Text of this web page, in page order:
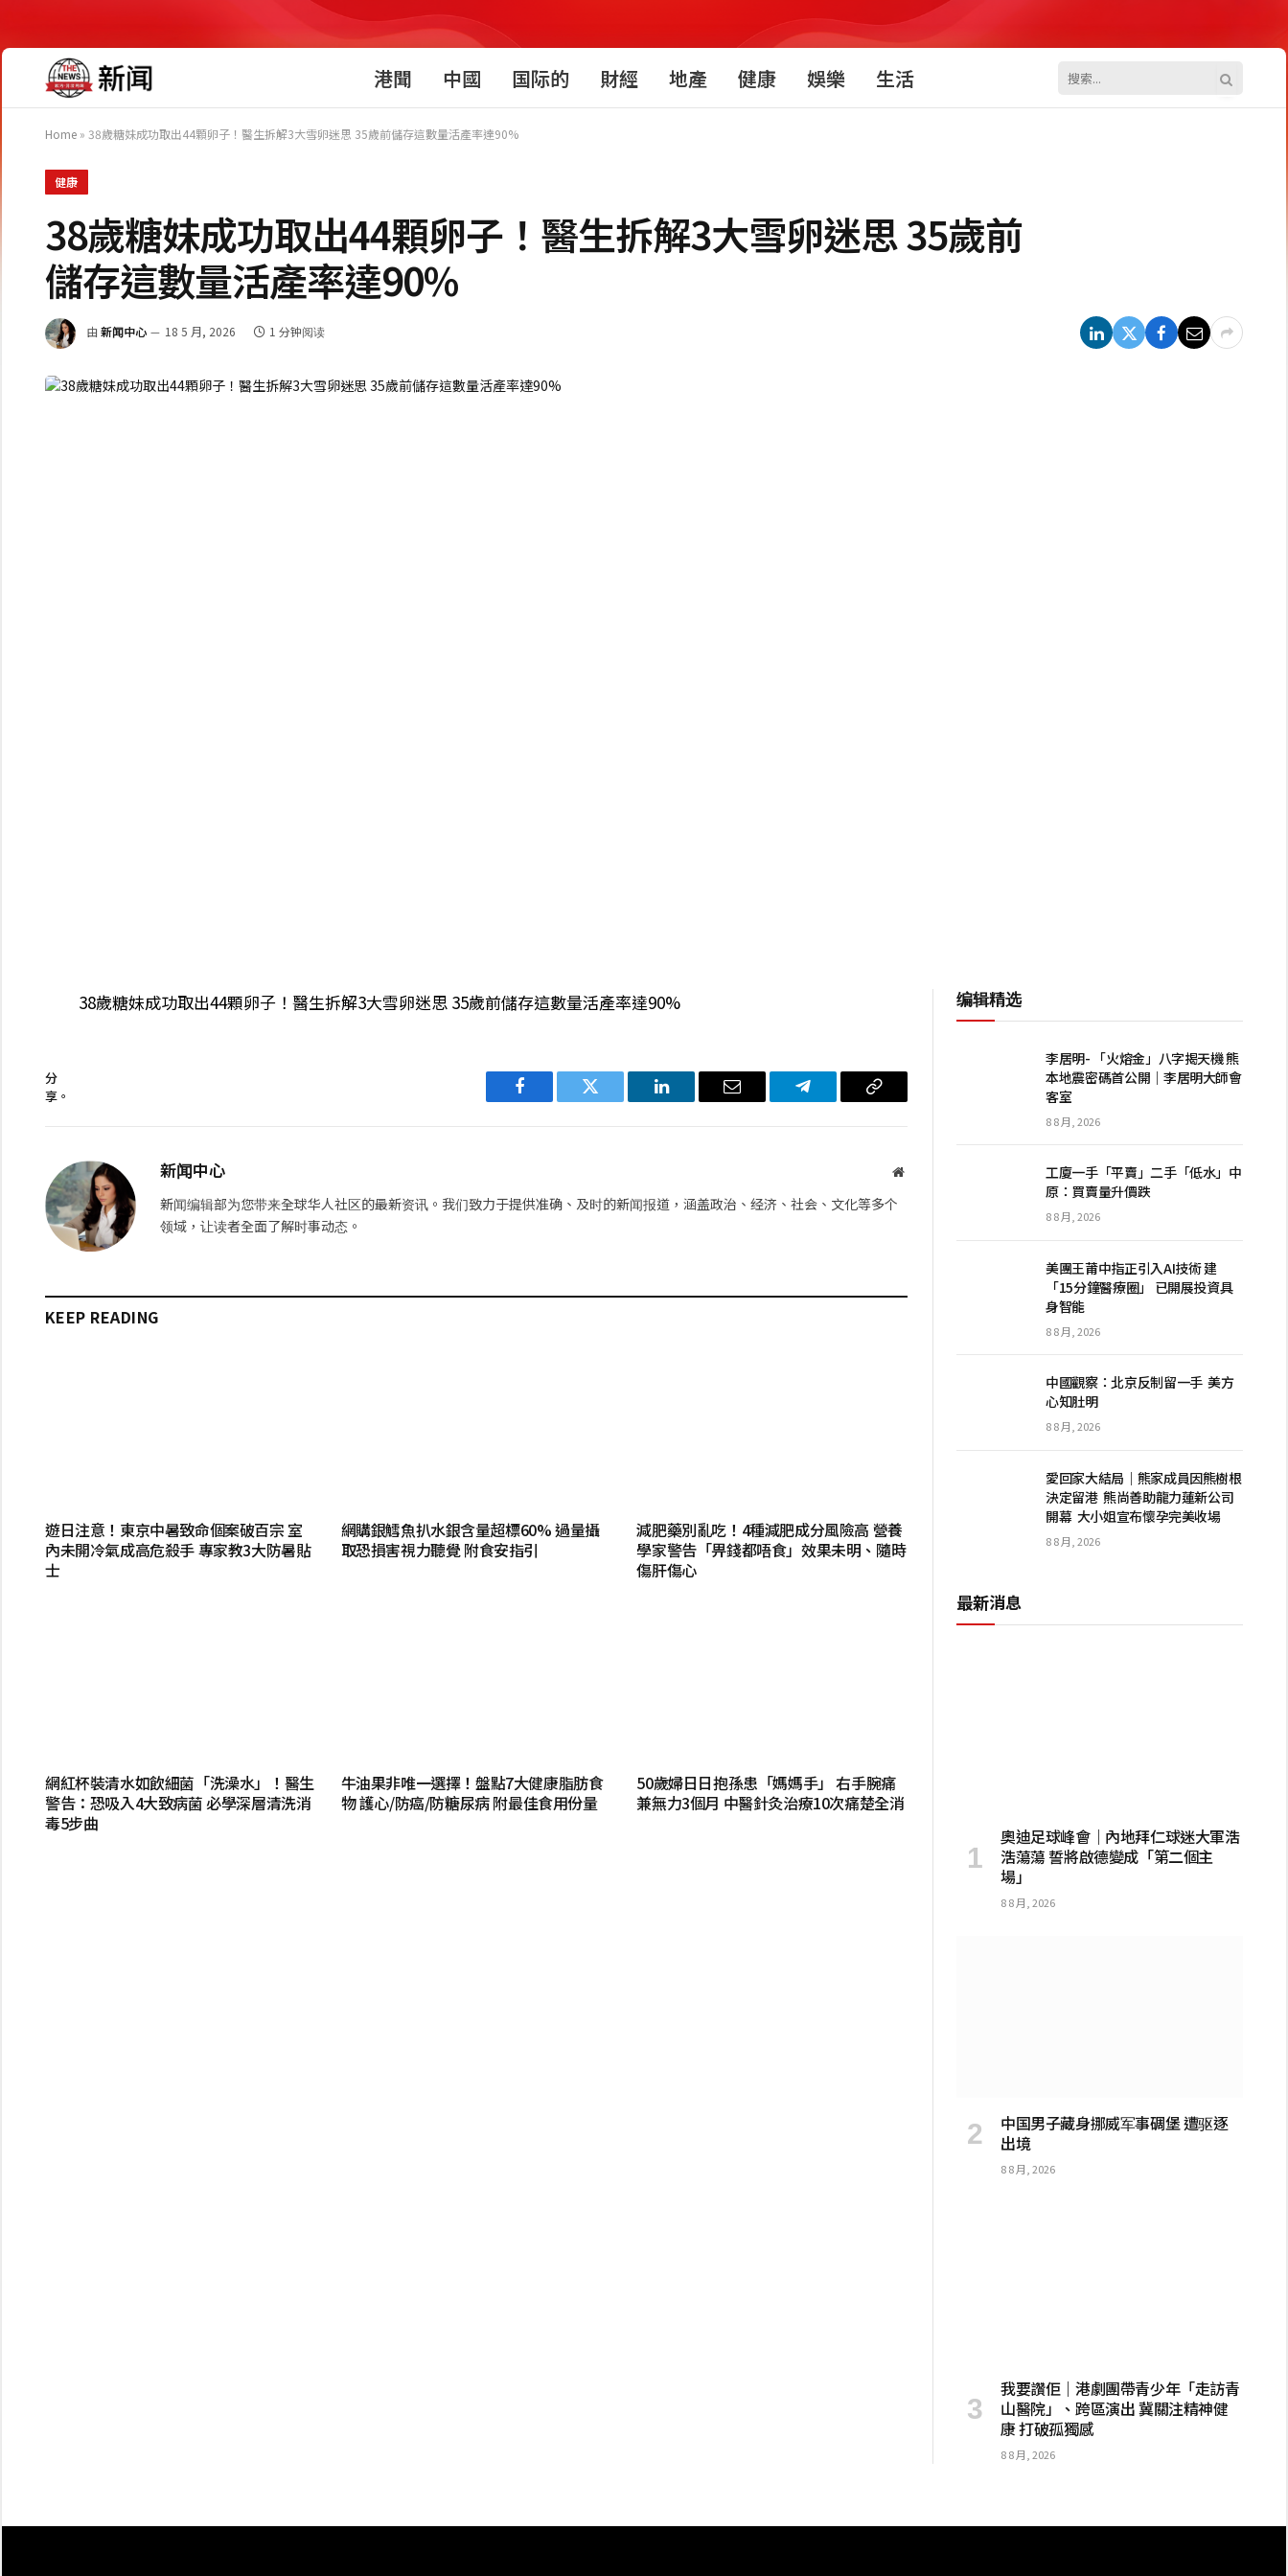
港聞 中國 国际的 財經 地產 健康 娛樂 生活
Home » 38歲糖妹成功取出44顆卵子！醫生拆解3大雪卵迷思 35歲前儲存這數量活產率達90%
健康
38歲糖妹成功取出44顆卵子！醫生拆解3大雪卵迷思 35歲前
儲存這數量活產率達90%
由 新闻中心 18 5 月, 2026 1 分钟阅读
38歲糖妹成功取出44顆卵子！醫生拆解3大雪卵迷思 35歲前儲存這數量活產率達90%
分
享。
Facebook Twitter LinkedIn 电
Telegram 复
新闻中心
网
新闻编辑部为您带来全球华人社区的最新资讯。我们致力于提供准确、及时的新闻报道，涵盖政治、经济、社会、文化等多个
领域，让读者全面了解时事动态。
KEEP READING
遊日注意！東京中暑致命個案破百宗 室
內未開冷氣成高危殺手 專家教3大防暑貼
士
網購銀鱈魚扒水銀含量超標60% 過量攝
取恐損害視力聽覺 附食安指引
減肥藥別亂吃！4種減肥成分風險高 營養
學家警告「畀錢都唔食」效果未明、隨時
傷肝傷心
網紅杯裝清水如飲細菌「洗澡水」！醫生
警告：恐吸入4大致病菌 必學深層清洗消
毒5步曲
牛油果非唯一選擇！盤點7大健康脂肪食
物 護心/防癌/防糖尿病 附最佳食用份量
50歲婦日日抱孫患「媽媽手」 右手腕痛
兼無力3個月 中醫針灸治療10次痛楚全消
编辑精选
李居明- 「火熔金」八字揭天機 熊
本地震密碼首公開｜李居明大師會
客室
8 8 月, 2026
工廈一手「平賣」二手「低水」中
原：買賣量升價跌
8 8 月, 2026
美團王莆中指正引入AI技術 建
「15分鐘醫療圈」 已開展投資具
身智能
8 8 月, 2026
中國觀察：北京反制留一手 美方
心知肚明
8 8 月, 2026
愛回家大結局｜熊家成員因熊樹根
決定留港 熊尚善助龍力蓮新公司
開幕 大小姐宣布懷孕完美收場
8 8 月, 2026
最新消息
奧迪足球峰會｜內地拜仁球迷大軍浩
浩蕩蕩 誓將啟德變成「第二個主
場」
8 8 月, 2026
中国男子藏身挪威军事碉堡 遭驱逐
出境
8 8 月, 2026
我要讚佢｜港劇團帶青少年「走訪青
山醫院」、跨區演出 冀關注精神健
康 打破孤獨感
8 8 月, 2026